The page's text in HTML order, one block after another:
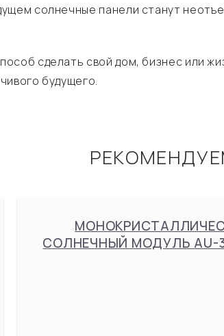
солнечные панели станут
сделать свой дом, бизнес или
будущего.
СОЛНЕЧНЫЙ МОДУЛЬ AU-